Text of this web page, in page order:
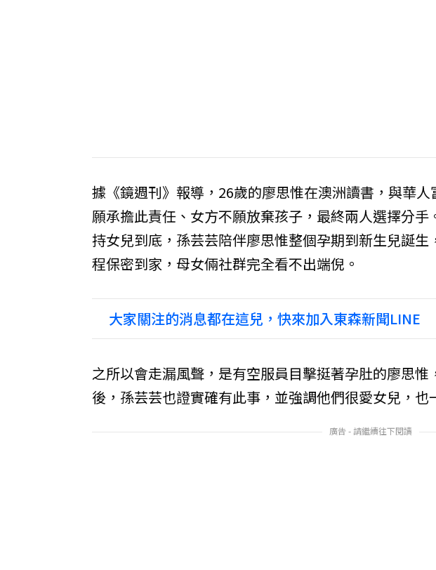
據《鏡週刊》報導，26歲的廖思惟在澳洲讀書，與華
願承擔此責任、女方不願放棄孩子，最終兩人選擇分
持女兒到底，孫芸芸陪伴廖思惟整個孕期到新生兒誕
程保密到家，母女倆社群完全看不出端倪。
大家關注的消息都在這兒，快來加入東森新聞LINE
之所以會走漏風聲，是有空服員目擊挺著孕肚的廖思
後，孫芸芸也證實確有此事，並強調他們很愛女兒，
廣告 - 請繼續往下閱讀